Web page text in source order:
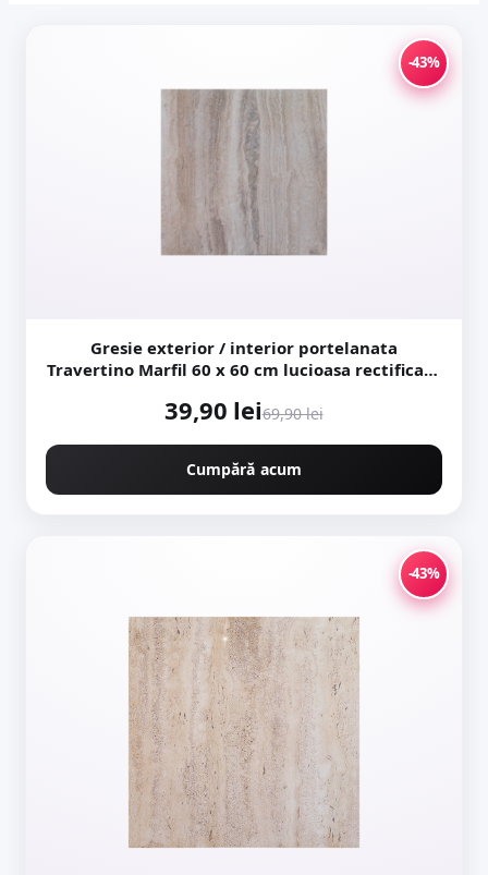
-43%
Gresie exterior / interior portelanata
Travertino Marfil 60 x 60 cm lucioasa rectificata
39,90 lei69,90 lei
Cumpără acum
-43%